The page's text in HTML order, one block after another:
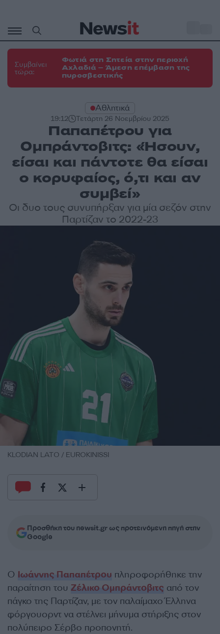
περιεχόμενο
Συμβαίνει
τώρα:
Φωτιά στη Σητεία στην περιοχή
Αχλαδιά – Άμεση επέμβαση της
πυροσβεστικής
Αθλητικά
19:12 Τετάρτη 26 Νοεμβρίου 2025
Παπαπέτρου για
Ομπράντοβιτς: «Ήσουν,
είσαι και πάντοτε θα είσαι
ο κορυφαίος, ό,τι και αν
συμβεί»
Οι δυο τους συνυπήρξαν για μία σεζόν στην
Παρτίζαν το 2022-23
KLODIAN LATO / EUROKINISSI
Προσθήκη του newsit.gr ως προτεινόμενη πηγή στην
Google
Ο Ιωάννης Παπαπέτρου πληροφορήθηκε την
παραίτηση του Ζέλικο Ομπράντοβιτς από τον
πάγκο της Παρτίζαν, με τον παλαίμαχο Έλληνα
φόργουορντ να στέλνει μήνυμα στήριξης στον
πολύπειρο Σέρβο προπονητή.